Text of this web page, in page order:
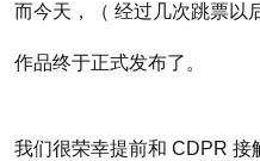
而今天，（ 经过几次跳票以
作品终于正式发布了。
我们很荣幸提前和 CDPR 接